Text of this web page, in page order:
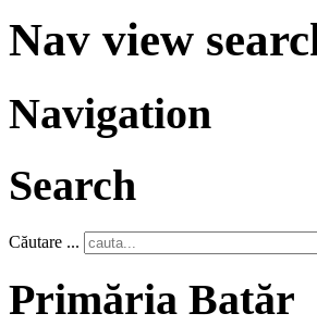
Nav view
Navigation
Search
Căutare ...
Primăria Batăr